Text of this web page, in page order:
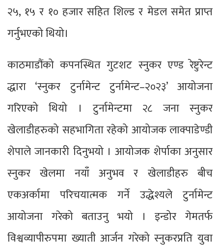
२५, १५ र १० हजार सहित शिल्ड र मेडल समेत प्राप्त
गर्नुभएको थियो।
काठमाडौंको कपनस्थित गुटशट स्नुकर एण्ड रेष्टुरेन्ट
द्धारा ‘स्नुकर टुर्नामेन्ट टुर्नामेन्ट–२०२३’ आयोजना
गरिएको थियो । टुर्नामेन्टमा २८ जना स्नुकर
खेलाडीहरुको सहभागिता रहेको आयोजक लाक्पाडेण्डी
शेपाले जानकारी दिनुभयो । आयोजक शेर्पाका अनुसार
स्नुकर खेलमा नयाँ अनुभव र खेलाडीहरु बीच
एकअर्कामा परिचयात्मक गर्ने उद्धेश्यले टुर्नामेन्ट
आयोजना गरेको बताउनु भयो । इन्डोर गेमतर्फ
विश्वव्यापीरुपमा ख्याती आर्जन गरेको स्नुकरप्रति युवा